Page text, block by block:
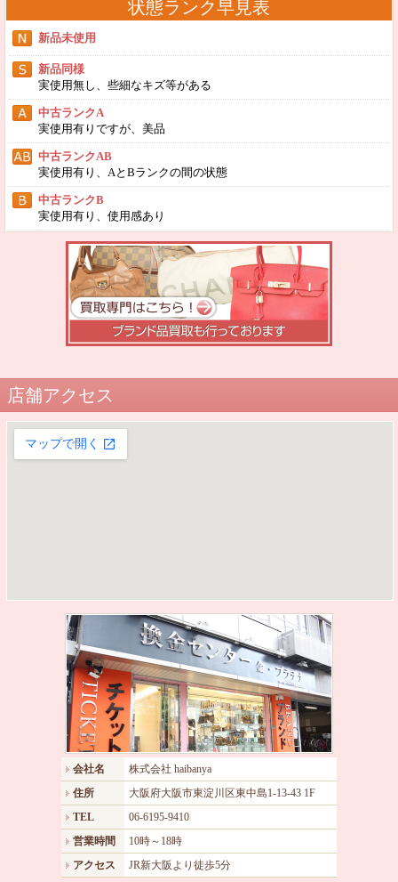
状態ランク早見表
新品未使用
新品同様
実使用無し、些細なキズ等がある
中古ランクA
実使用有りですが、美品
中古ランクAB
実使用有り、AとBランクの間の状態
中古ランクB
実使用有り、使用感あり
店舗アクセス
会社名
株式会社 haibanya
住所
大阪府大阪市東淀川区東中島1-13-43 1F
TEL
06-6195-9410
営業時間
10時～18時
アクセス
JR新大阪より徒歩5分